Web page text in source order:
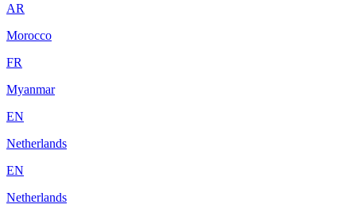
AR
Morocco
FR
Myanmar
EN
Netherlands
EN
Netherlands